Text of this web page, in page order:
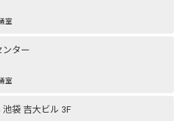
室
ター
室
池袋 吉大ビル 3F